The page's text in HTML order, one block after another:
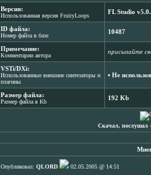
Версия:
Использованная версия FruityLoops
FL Studio
ID файла:
Номер файла в базе
10487
Примечание:
Комментарии автора
присылайте
VSTi/DXi:
Использованные внешние синтезаторы и
плагины
▪ Не
Размер файла:
Размер файла в Kb
192 Kb
Скачал, послушал
Опубликовал: QLORD
02.05.2005 @ 14:51